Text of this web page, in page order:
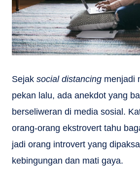
Sejak social distancing menjadi
pekan lalu, ada anekdot yang
berseliweran di media sosial.
orang-orang ekstrovert tahu
jadi orang introvert yang
kebingungan dan mati gaya.